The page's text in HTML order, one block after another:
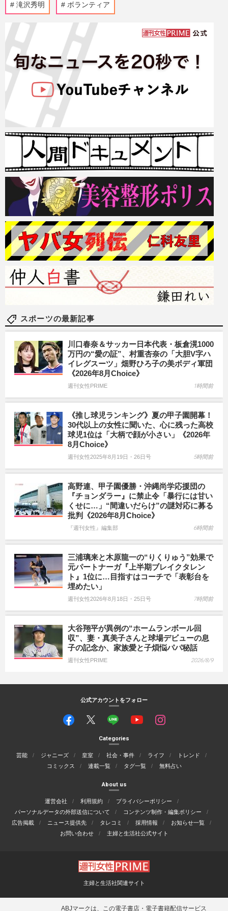
滝沢秀明 ボランティア
スポーツの最新記事
川口春奈＆サッカー日本代表・板倉滉1000
万円の“愛の証”、村重杏奈の「大胆V字ハ
イレグスーツ」畑野ひろ子の美ボディ軍団
《2026年8月Choice》
週刊女性PRIME 1時間前
《推し球児ランキング》夏の甲子園開幕！
30代以上の女性に聞いた、心に残った高校
球児1位は「大柄で顔が小さい」《2026年
8月Choice》
週刊女性2025年8月19日・26日号 5時間前
高野連、甲子園優勝・沖縄尚学応援団の
『チョンダラー』に禁止令「暴行には甘い
くせに…」“間違いだらけ”の謎対応に募る
批判《2026年8月Choice》
『週刊女性』編集部 6時間前
三浦璃来と木原龍一の“りくりゅう”効果で
元パートナーガ『上半期ブレイクタレン
ト』1位に…目指すはコーチで「表彰台を
埋めたい」
週刊女性2026年8月18日・25日号 7時間前
大谷翔平が異例の“ホームランボール回
収”、妻・真美子さんと球場デビューの息
子の記念か、家族愛と子煩悩パパ秘話
週刊女性PRIME 2026/8/9
公式アカウントをフォロー
Categories
芸能 ジャニーズ 皇室 社会・事件 ライフ
トレンド
コミックス
連載一覧 タグ一覧 無料占い
About us
運営会社 利用規約
プライバシーポリシー
パーソナルデータの外部送信について
コンテンツ制作・編集ポリシー
広告掲載
ニュース提供先 タレコミ 採用情報
お知らせ一覧
お問い合わせ
主婦と生活社公式サイト
主婦と生活社関連サイト
ABJマークは、この電子書店・電子書籍配信サービス